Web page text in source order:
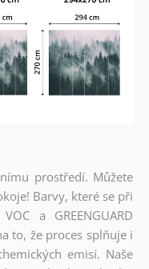
prostředí. Můžete
Barvy, které se při
a GREENGUARD
to, že proces splňuje i
emisí. Naše